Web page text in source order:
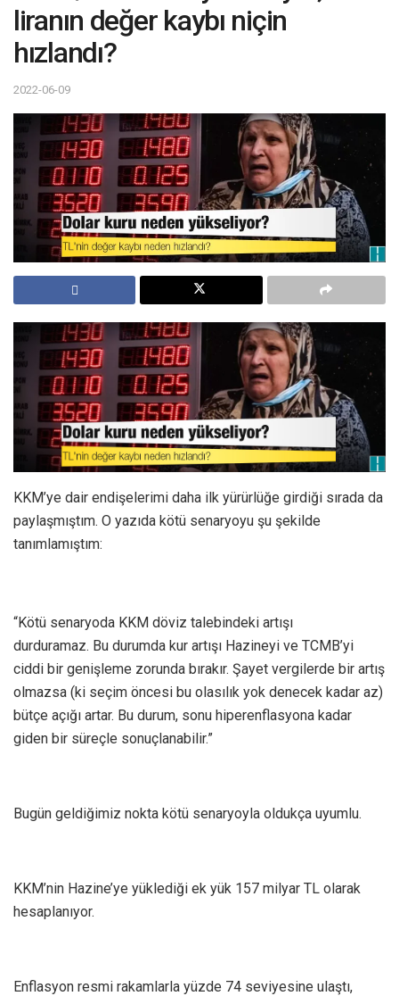
liranın değer kaybı niçin
hızlandı?
2022-06-09
KKM’ye dair endişelerimi daha ilk yürürlüğe girdiği sırada da
paylaşmıştım. O yazıda kötü senaryoyu şu şekilde
tanımlamıştım:
“Kötü senaryoda KKM döviz talebindeki artışı
durduramaz. Bu durumda kur artışı Hazineyi ve TCMB’yi
ciddi bir genişleme zorunda bırakır. Şayet vergilerde bir artış
olmazsa (ki seçim öncesi bu olasılık yok denecek kadar az)
bütçe açığı artar. Bu durum, sonu hiperenflasyona kadar
giden bir süreçle sonuçlanabilir.”
Bugün geldiğimiz nokta kötü senaryoyla oldukça uyumlu.
KKM’nin Hazine’ye yüklediği ek yük 157 milyar TL olarak
hesaplanıyor.
Enflasyon resmi rakamlarla yüzde 74 seviyesine ulaştı,